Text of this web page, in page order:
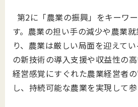
第2に「農業の振興」をキーワ
す。農業の担い手の減少や農業
り、農業は厳しい局面を迎えて
の新技術の導入支援や収益性の
経営感覚にすぐれた農業経営者
し、持続可能な農業を実現して参